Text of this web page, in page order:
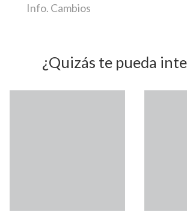
Info. Cambios
¿Quizás te pueda